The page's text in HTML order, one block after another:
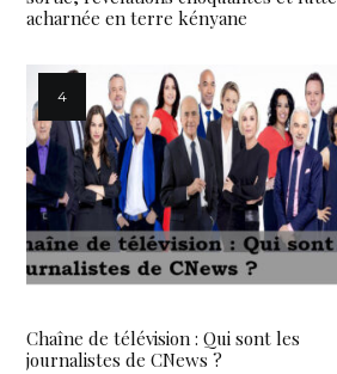
acharnée en terre kényane
Chaîne de télévision : Qui sont les
journalistes de CNews ?